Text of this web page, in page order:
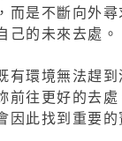
而是不斷向外尋
己的未來去處。
有環境無法趕到
前往更好的去處
因此找到重要的